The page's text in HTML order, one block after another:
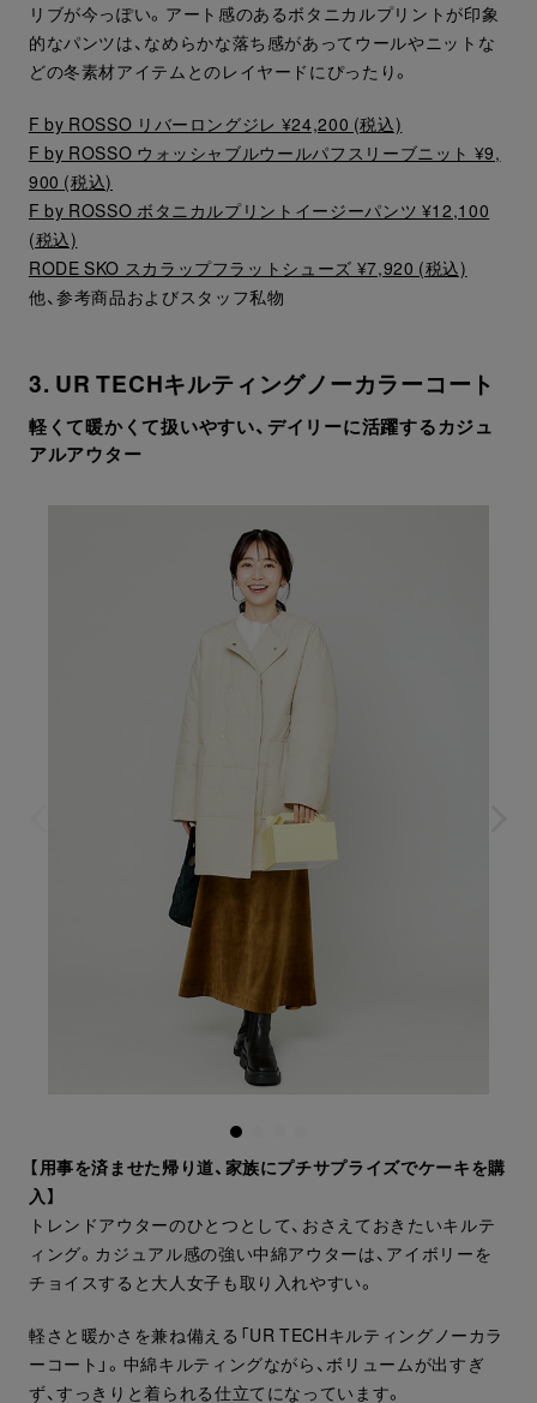
リブが今っぽい。アート感のあるボタニカルプリントが印象
的なパンツは、なめらかな落ち感があってウールやニットな
どの冬素材アイテムとのレイヤードにぴったり。
F by ROSSO リバーロングジレ ¥24,200 (税込)
F by ROSSO ウォッシャブルウールパフスリーブニット ¥9,
900 (税込)
F by ROSSO ボタニカルプリントイージーパンツ ¥12,100
(税込)
RODE SKO スカラップフラットシューズ ¥7,920 (税込)
他、参考商品およびスタッフ私物
3. UR TECHキルティングノーカラーコート
軽くて暖かくて扱いやすい、デイリーに活躍するカジュ
アルアウター
【用事を済ませた帰り道、家族にプチサプライズでケーキを購
入】
トレンドアウターのひとつとして、おさえておきたいキルテ
ィング。カジュアル感の強い中綿アウターは、アイボリーを
チョイスすると大人女子も取り入れやすい。
軽さと暖かさを兼ね備える「UR TECHキルティングノーカラ
ーコート」。中綿キルティングながら、ボリュームが出すぎ
ず、すっきりと着られる仕立てになっています。